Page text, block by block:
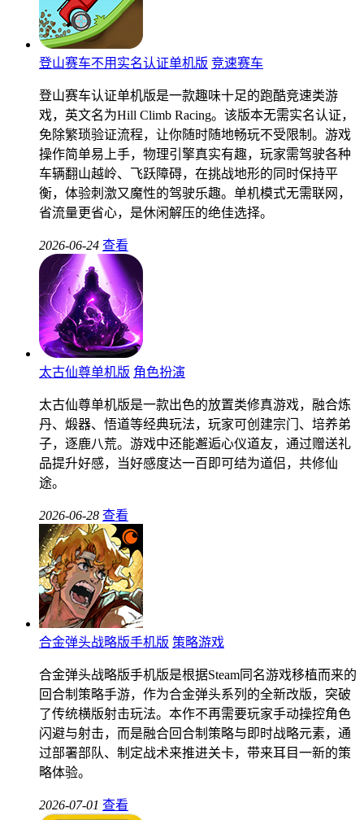
登山赛车不用实名认证单机版 竞速赛车
登山赛车认证单机版是一款趣味十足的跑酷竞速类游
戏，英文名为Hill Climb Racing。该版本无需实名认证，
免除繁琐验证流程，让你随时随地畅玩不受限制。游戏
操作简单易上手，物理引擎真实有趣，玩家需驾驶各种
车辆翻山越岭、飞跃障碍，在挑战地形的同时保持平
衡，体验刺激又魔性的驾驶乐趣。单机模式无需联网，
省流量更省心，是休闲解压的绝佳选择。
2026-06-24 查看
太古仙尊单机版 角色扮演
太古仙尊单机版是一款出色的放置类修真游戏，融合炼
丹、煅器、悟道等经典玩法，玩家可创建宗门、培养弟
子，逐鹿八荒。游戏中还能邂逅心仪道友，通过赠送礼
品提升好感，当好感度达一百即可结为道侣，共修仙
途。
2026-06-28 查看
合金弹头战略版手机版 策略游戏
合金弹头战略版手机版是根据Steam同名游戏移植而来的
回合制策略手游，作为合金弹头系列的全新改版，突破
了传统横版射击玩法。本作不再需要玩家手动操控角色
闪避与射击，而是融合回合制策略与即时战略元素，通
过部署部队、制定战术来推进关卡，带来耳目一新的策
略体验。
2026-07-01 查看